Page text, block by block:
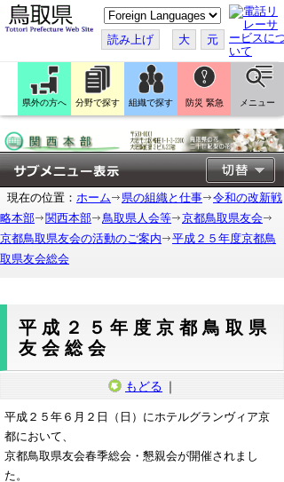
こ
の
ペ
ー
ジ
翻
訳
す
読み上げ 大 元
県外の方へ 分野で探す 組織で探す 防災 緊急 メニュー
現在の位置： ホーム 県の組織と仕事
令和の改新戦
略本部
関西本部 鳥取県人会等
京都鳥取県友会
京都鳥取県友会の活動のご案内
平成２５年度京都鳥
取県友会総会
平成２５年度京都鳥取県
友会総会
もどる ｜
平成２５年６月２日（日）にホテルグランヴィア京
都において、
京都鳥取県友会春季総会・懇親会が開催されまし
た。